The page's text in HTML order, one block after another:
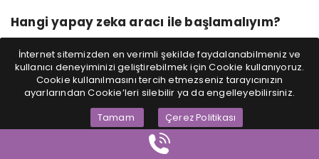
Hangi yapay zeka aracı ile başlamalıyım?
Yeni başlayanlar için en uygunuPublerveya
Canva AIgibi kullanıcı dostu araçlardır.
Orta seviye kullanıcılar içinBuffer, profesyonel
markalar içinSprout SocialveyaStoryChief
İnternet sitemizden en verimli şekilde faydalanabilmeniz ve
kullanıcı deneyiminizi geliştirebilmek için Cookie kullanıyoruz.
Cookie kullanılmasını tercih etmezseniz tarayıcınızın
ayarlarından Cookie’leri silebilir ya da engelleyebilirsiniz.
Tamam Çerez Politikası